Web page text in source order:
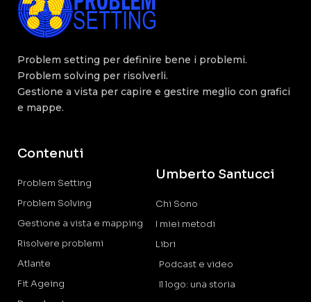
Problem setting per definire bene i problemi.
Problem solving per risolverli.
Gestione a vista per capire e gestire meglio con grafici
e mappe.
Contenuti
Problem Setting
Problem Solving
Gestione a vista e mapping
Risolvere problemi
Atlante
Fit Ageing
Umberto Santucci
Chi Sono
I miei metodi
Libri
Podcast e video
Il logo: una storia